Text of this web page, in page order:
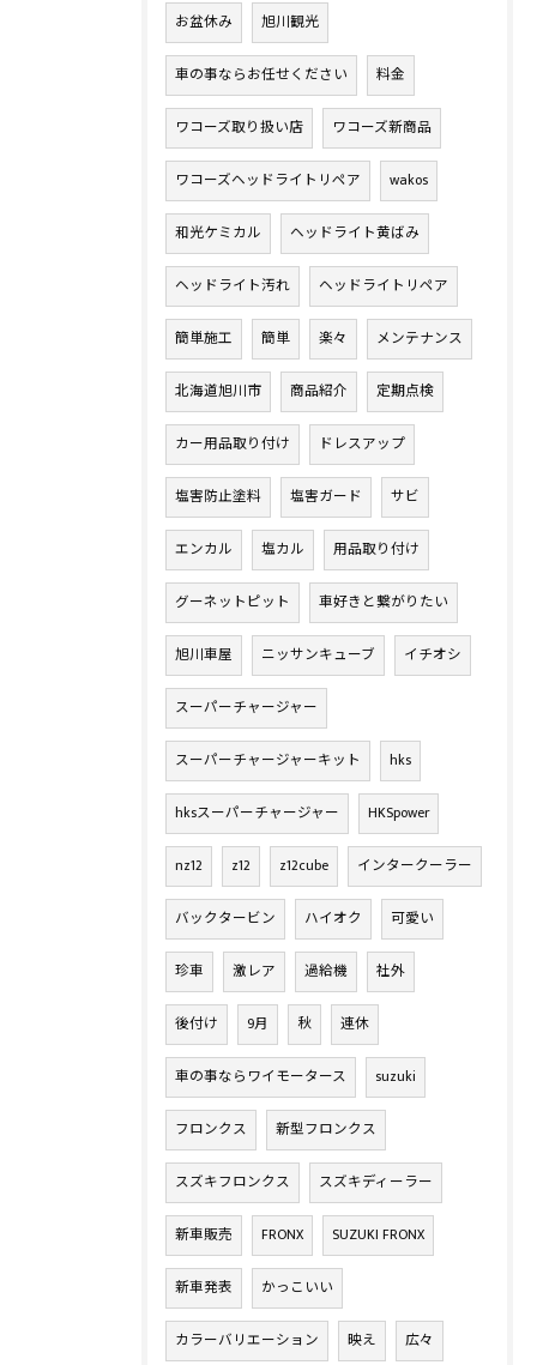
お盆休み 旭川観光
車の事ならお任せください 料金
ワコーズ取り扱い店 ワコーズ新商品
ワコーズヘッドライトリペア wakos
和光ケミカル ヘッドライト黄ばみ
ヘッドライト汚れ ヘッドライトリペア
簡単施工 簡単 楽々 メンテナンス
北海道旭川市 商品紹介 定期点検
カー用品取り付け ドレスアップ
塩害防止塗料 塩害ガード サビ
エンカル 塩カル 用品取り付け
グーネットピット 車好きと繋がりたい
旭川車屋 ニッサンキューブ イチオシ
スーパーチャージャー
スーパーチャージャーキット hks
hksスーパーチャージャー HKSpower
nz12 z12 z12cube インタークーラー
バックタービン ハイオク 可愛い
珍車 激レア 過給機 社外
後付け 9月 秋 連休
車の事ならワイモータース suzuki
フロンクス 新型フロンクス
スズキフロンクス スズキディーラー
新車販売 FRONX SUZUKI FRONX
新車発表 かっこいい
カラーバリエーション 映え 広々